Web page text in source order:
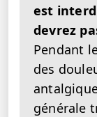
est
devrez
Pendant
des
générale